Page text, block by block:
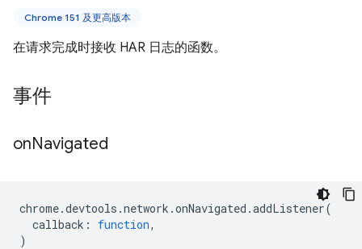
Chrome 151 及更高版本
在请求完成时接收 HAR 日志的函数。
事件
onNavigated
chrome.devtools .network .onNavigated .addListener(
callback : function,
)